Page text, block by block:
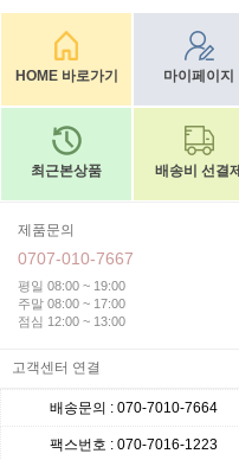
HOME 바로가기 마이페이지
최근본상품 배송비 선결제
제품문의
0707-010-7667
평일 08:00 ~ 19:00
주말 08:00 ~ 17:00
점심 12:00 ~ 13:00
고객센터 연결
배송문의 : 070-7010-7664
팩스번호 : 070-7016-1223